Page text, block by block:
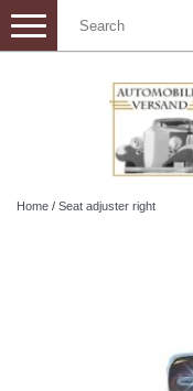
Toggle
navigation
Home / Seat adjuster right